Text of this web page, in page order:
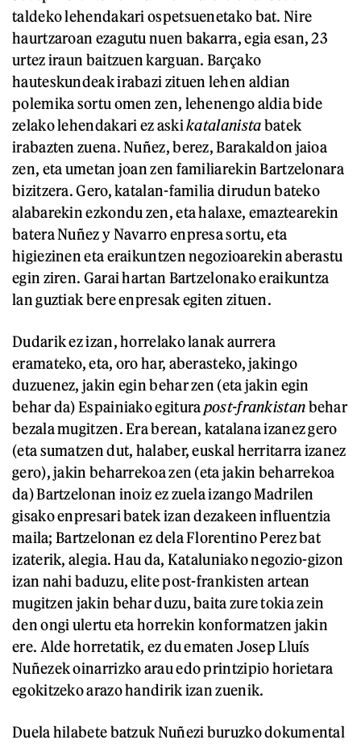
taldeko lehendakari ospetsuenetako bat. Nire
haurtzaroan ezagutu nuen bakarra, egia esan, 23
urtez iraun baitzuen karguan. Barçako
hauteskundeak irabazi zituen lehen aldian
polemika sortu omen zen, lehenengo aldia bide
zelako lehendakari ez askikatalanistabatek
irabazten zuena. Nuñez, berez, Barakaldon jaioa
zen, eta umetan joan zen familiarekin Bartzelonara
bizitzera. Gero, katalan-familia dirudun bateko
alabarekin ezkondu zen, eta halaxe, emaztearekin
batera Nuñez y Navarro enpresa sortu, eta
higiezinen eta eraikuntzen negozioarekin aberastu
egin ziren. Garai hartan Bartzelonako eraikuntza
lan guztiak bere enpresak egiten zituen.
Dudarik ez izan, horrelako lanak aurrera
eramateko, eta, oro har, aberasteko, jakingo
duzuenez, jakin egin behar zen (eta jakin egin
behar da) Espainiako egiturapost-frankistanbehar
bezala mugitzen. Era berean, katalana izanez gero
(eta sumatzen dut, halaber, euskal herritarra izanez
gero), jakin beharrekoa zen (eta jakin beharrekoa
da) Bartzelonan inoiz ez zuela izango Madrilen
gisako enpresari batek izan dezakeen influentzia
maila; Bartzelonan ez dela Florentino Perez bat
izaterik, alegia. Hau da, Kataluniako negozio-gizon
izan nahi baduzu, elite post-frankisten artean
mugitzen jakin behar duzu, baita zure tokia zein
den ongi ulertu eta horrekin konformatzen jakin
ere. Alde horretatik, ez du ematen Josep Lluís
Nuñezek oinarrizko arau edo printzipio horietara
egokitzeko arazo handirik izan zuenik.
Duela hilabete batzuk Nuñezi buruzko dokumental